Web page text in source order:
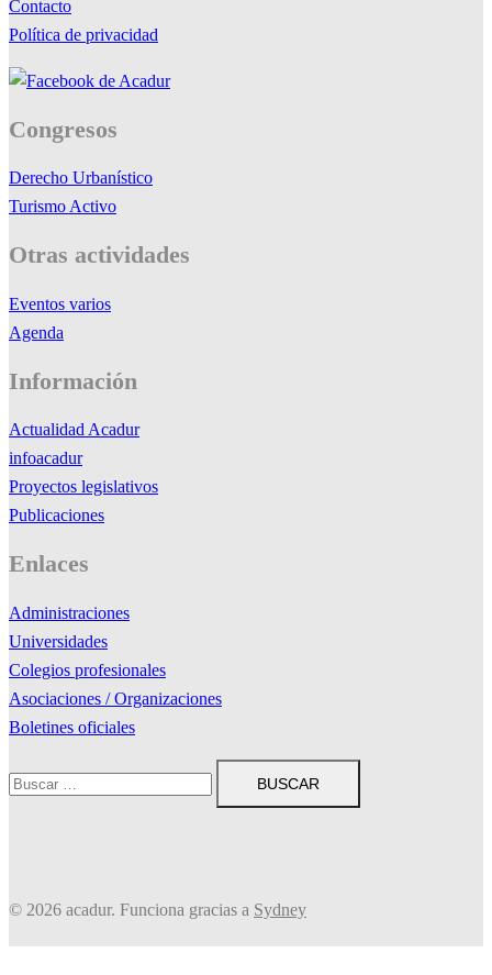
Contacto
Política de privacidad
Congresos
Derecho Urbanístico
Turismo Activo
Otras actividades
Eventos varios
Agenda
Información
Actualidad Acadur
infoacadur
Proyectos legislativos
Publicaciones
Enlaces
Administraciones
Universidades
Colegios profesionales
Asociaciones / Organizaciones
Boletines oficiales
Buscar:
© 2026 acadur. Funciona gracias a Sydney